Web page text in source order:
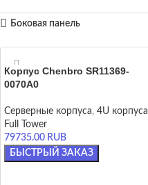
Боковая панель
Корпус Chenbro SR11369-
0070A0
Серверные корпуса, 4U корпуса
Full Tower
79735.00 RUB
БЫСТРЫЙ ЗАКАЗ